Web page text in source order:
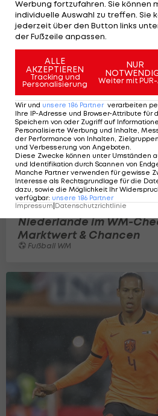
Last-Minute-Schock!
Niederlande Remis ab
Fußball WM
Niederlande im WM-
Marktwert & Chancen
Fußball WM
Werbung fortzufahren. Sie können
individuelle Auswahl zu treffen. Sie
jederzeit über den Button links
der Fußzeile anpassen.
ALLE
AKZEPTIEREN
Tracking und
Personalisierung
NUR
Weiter mit
Wir und unsere 186 Partner verarbeiten
Ihre IP-Adresse und Browser-Attribute für
Speichern von oder Zugriff auf
Personalisierte Werbung und Inhalte,
der Performance von Inhalten,
und Verbesserung von Angeboten
Diese Zwecke können unter Umständen
und Identifikation durch Scannen von
Manche Partner verwenden für gewisse
Interesse als Rechtsgrundlage für die
dazu, sowie die Möglichkeit Ihr
verfügbar: unsere 186 Partner
Impressum|Datenschutzrichtlinie